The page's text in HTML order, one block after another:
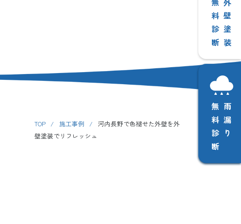
外壁塗装
無料診断
雨漏り
無料診断
TOP / 施工事例 /
河内長野で色褪せた外壁を外
壁塗装でリフレッシュ